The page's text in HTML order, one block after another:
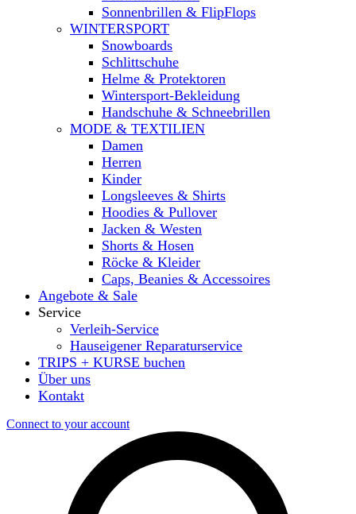
Sonnenbrillen & FlipFlops
WINTERSPORT
Snowboards
Schlittschuhe
Helme & Protektoren
Wintersport-Bekleidung
Handschuhe & Schneebrillen
MODE & TEXTILIEN
Damen
Herren
Kinder
Longsleeves & Shirts
Hoodies & Pullover
Jacken & Westen
Shorts & Hosen
Röcke & Kleider
Caps, Beanies & Accessoires
Angebote & Sale
Service
Verleih-Service
Hauseigener Reparaturservice
TRIPS + KURSE buchen
Über uns
Kontakt
Connect to your account